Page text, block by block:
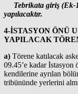
Tebrikata giriş (Ek-
yapılacaktır.
4-İSTASYON ÖNÜ
YAPILACAK
a) Törene katılacak
09.45’e kadar İstasyon
kendilerine ayrılan
tribününde yerlerini